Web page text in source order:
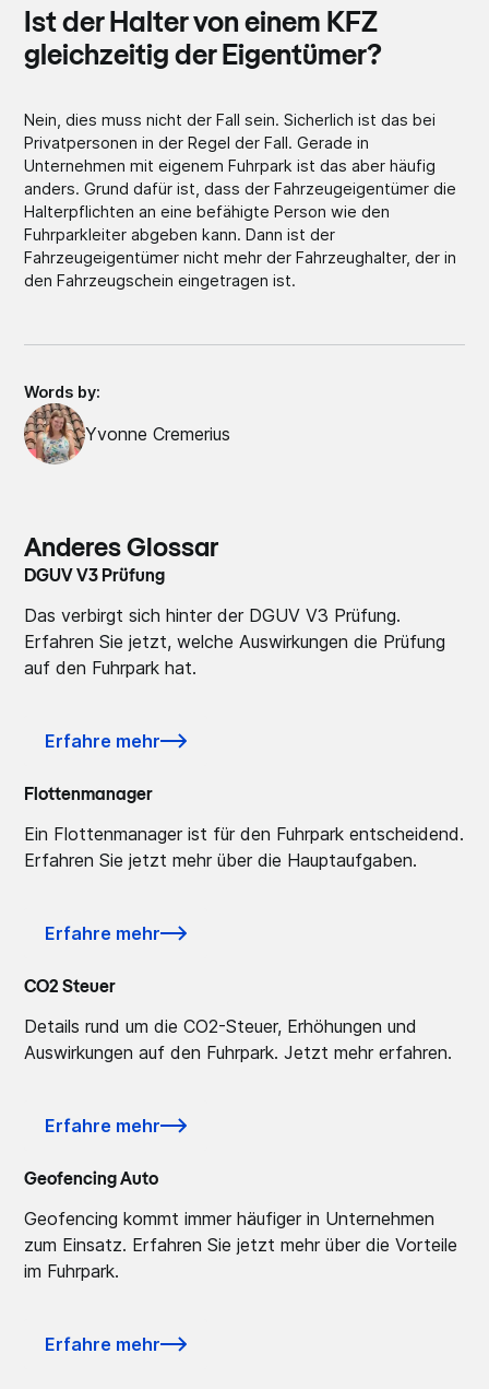
Ist der Halter von einem KFZ
gleichzeitig der Eigentümer?
Nein, dies muss nicht der Fall sein. Sicherlich ist das bei
Privatpersonen in der Regel der Fall. Gerade in
Unternehmen mit eigenem Fuhrpark ist das aber häufig
anders. Grund dafür ist, dass der Fahrzeugeigentümer die
Halterpflichten an eine befähigte Person wie den
Fuhrparkleiter abgeben kann. Dann ist der
Fahrzeugeigentümer nicht mehr der Fahrzeughalter, der in
den Fahrzeugschein eingetragen ist.
Words by:
Yvonne Cremerius
Anderes Glossar
DGUV V3 Prüfung
Das verbirgt sich hinter der DGUV V3 Prüfung.
Erfahren Sie jetzt, welche Auswirkungen die Prüfung
auf den Fuhrpark hat.
Erfahre mehr
Flottenmanager
Ein Flottenmanager ist für den Fuhrpark entscheidend.
Erfahren Sie jetzt mehr über die Hauptaufgaben.
Erfahre mehr
CO2 Steuer
Details rund um die CO2-Steuer, Erhöhungen und
Auswirkungen auf den Fuhrpark. Jetzt mehr erfahren.
Erfahre mehr
Geofencing Auto
Geofencing kommt immer häufiger in Unternehmen
zum Einsatz. Erfahren Sie jetzt mehr über die Vorteile
im Fuhrpark.
Erfahre mehr